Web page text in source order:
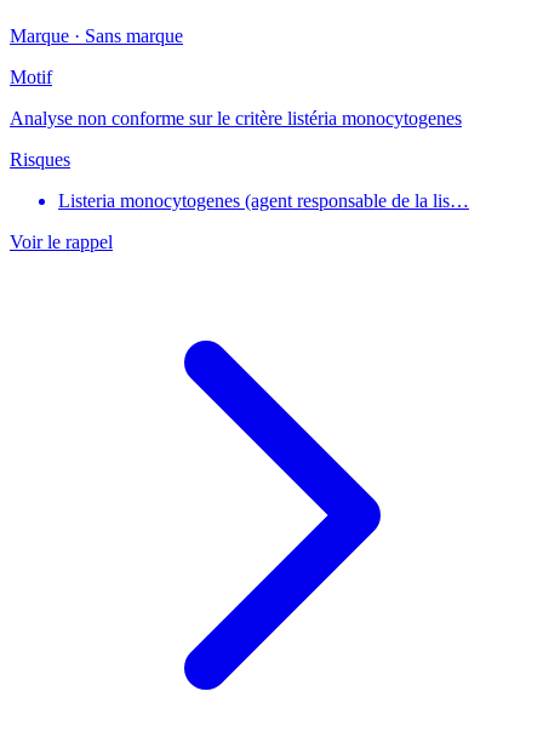
Marque · Sans marque
Motif
Analyse non conforme sur le critère listéria monocytogenes
Risques
Listeria monocytogenes (agent responsable de la lis…
Voir le rappel